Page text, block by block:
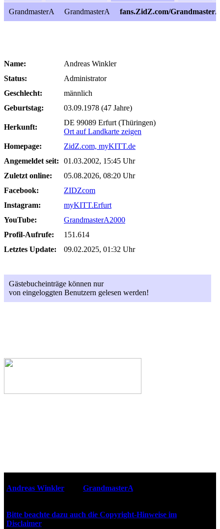
GrandmasterA
GrandmasterA fans.ZidZ.com/
Name:
Andreas Winkler
Status:
Administrator
Geschlecht:
männlich
Geburtstag:
03.09.1978 (47 Jahre)
Herkunft:
DE 99089 Erfurt (Thüringen)
Ort auf Landkarte zeigen
Homepage:
ZidZ.com, myKITT.de
Angemeldet seit:
01.03.2002, 15:45 Uhr
Zuletzt online:
05.08.2026, 08:20 Uhr
Facebook:
ZIDZcom
Instagram:
myKITT.Erfurt
YouTube:
GrandmasterA2000
Profil-Aufrufe:
151.614
Letztes Update:
09.02.2025, 01:32 Uhr
Gästebucheinträge können nur
von eingeloggten Benutzern gelesen werden!
Andreas Winkler
GrandmasterA
Bitte beachte dazu auch die Copyright-Hinweise im
Disclaimer